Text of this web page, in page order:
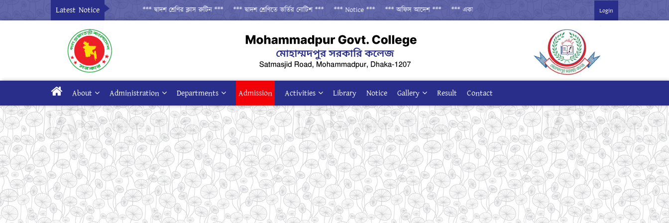
Latest Notice *** দ্বাদশ শ্রেণির ক্লাস রুটিন *** *** দ্বাদশ শ্রেণিতে ভর্তির নোটিশ *** *** Notice *** *** অফিস আদেশ *** *** একাদশ বার্ষিক পরীক্ষা-২০২৬ *** Login
About Administration Departments Admission Activities Library Notice Gallery Result Contact